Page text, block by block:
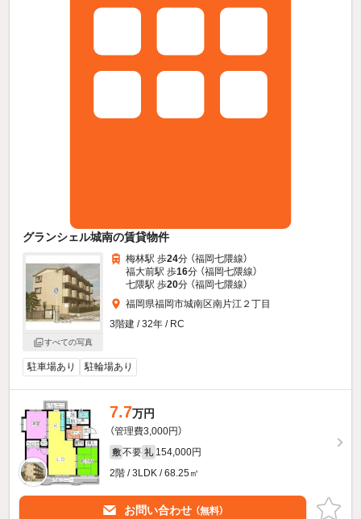
グランシェル城南の賃貸物件
すべての写真
梅林駅 歩24分 （福岡七隈線）
福大前駅 歩16分 （福岡七隈線）
七隈駅 歩20分 （福岡七隈線）
福岡県福岡市城南区南片江２丁目
3階建 / 32年 / RC
駐車場あり 駐輪場あり
7.7万円
（管理費3,000円）
敷 不要 礼 154,000円
2階 / 3LDK / 68.25㎡
お問い合わせ （無料）